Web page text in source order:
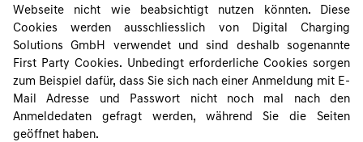
Webseite nicht wie beabsichtigt nutzen könnten. Diese
Cookies werden ausschliesslich von Digital Charging
Solutions GmbH verwendet und sind deshalb sogenannte
First Party Cookies. Unbedingt erforderliche Cookies sorgen
zum Beispiel dafür, dass Sie sich nach einer Anmeldung mit E-
Mail Adresse und Passwort nicht noch mal nach den
Anmeldedaten gefragt werden, während Sie die Seiten
geöffnet haben.